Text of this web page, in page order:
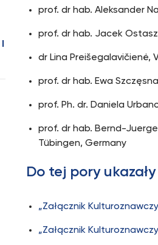
prof. dr hab. Aleksander
prof. dr hab. Jacek
dr Lina Preišegalavičienė,
prof. dr hab. Ewa
prof. Ph. dr. Daniela
prof. dr hab. Bernd-
Tübingen, Germany
Do tej pory ukazały
„Załącznik
„Załącznik